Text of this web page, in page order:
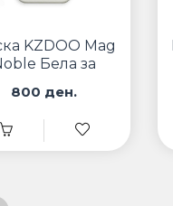
KZDOO Mag
Бела за
800 ден.